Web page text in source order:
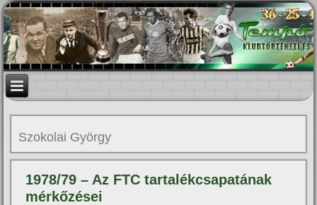
Szokolai György
1978/79 – Az FTC tartalékcsapatának
mérkőzései